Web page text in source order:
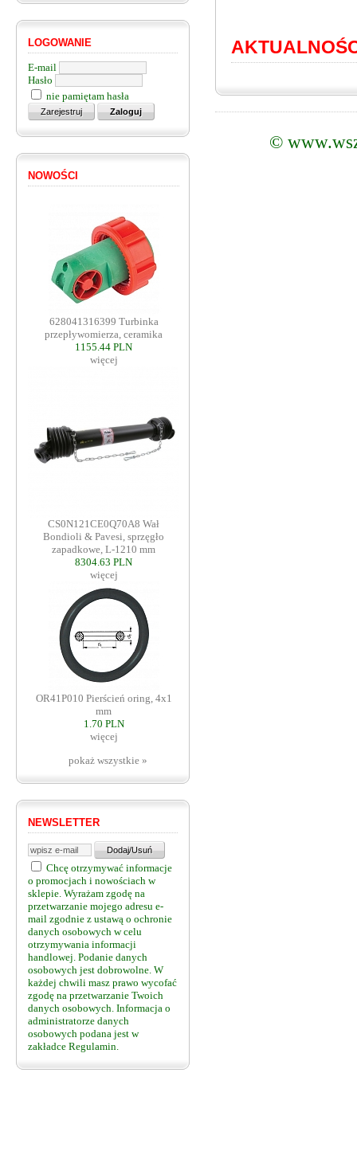
LOGOWANIE
E-mail
Hasło
nie pamiętam hasła
NOWOŚCI
628041316399 Turbinka
przepływomierza, ceramika
1155.44 PLN
więcej
CS0N121CE0Q70A8 Wał
Bondioli & Pavesi, sprzęgło
zapadkowe, L-1210 mm
8304.63 PLN
więcej
OR41P010 Pierścień oring, 4x1
mm
1.70 PLN
więcej
pokaż wszystkie »
NEWSLETTER
Chcę otrzymywać informacje
o promocjach i nowościach w
sklepie. Wyrażam zgodę na
przetwarzanie mojego adresu e-
mail zgodnie z ustawą o ochronie
danych osobowych w celu
otrzymywania informacji
handlowej. Podanie danych
osobowych jest dobrowolne. W
każdej chwili masz prawo wycofać
zgodę na przetwarzanie Twoich
danych osobowych. Informacja o
administratorze danych
osobowych podana jest w
zakładce Regulamin.
©